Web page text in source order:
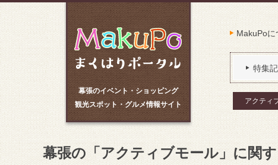
幕張のイベント・ショッピング
観光スポット・グルメ情報サイト
MakuPoに
特集
アクティ
幕張の「アクティブモール」に関